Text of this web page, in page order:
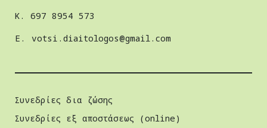
Κ. 697 8954 573
E.
votsi.diaitologos@gmail.com
Συνεδρίες δια ζώσης
Συνεδρίες εξ αποστάσεως (online)